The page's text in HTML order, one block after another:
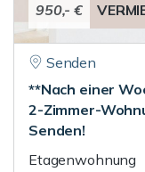
950,- €
Senden
**Nach einer
2-Zimmer-
Senden!
Etagenwohnung